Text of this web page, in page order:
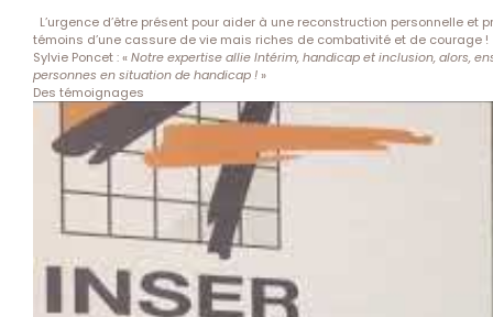
L’urgence d’être présent pour aider à une reconstruction personnelle et
témoins d’une cassure de vie mais riches de combativité et de courage !
Sylvie Poncet : «Notre expertise allie Intérim, handicap et inclusion, alors,
personnes en situation de handicap !»
Des témoignages